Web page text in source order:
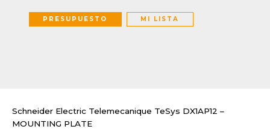
PRESUPUESTO MI LISTA
Schneider Electric Telemecanique TeSys DX1AP12 –
MOUNTING PLATE